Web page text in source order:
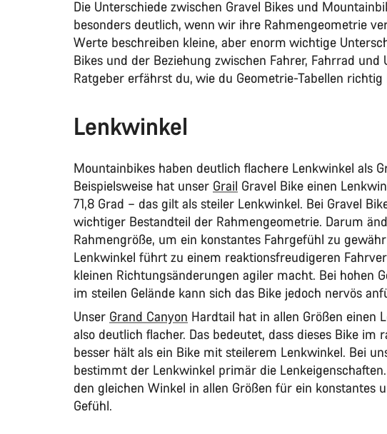
Die Unterschiede zwischen Gravel Bikes und
besonders deutlich, wenn wir ihre Rahmengeometrie
Werte beschreiben kleine, aber enorm wichtige
Bikes und der Beziehung zwischen Fahrer, Fahrrad
Ratgeber erfährst du, wie du Geometrie-Tabellen
Lenkwinkel
Mountainbikes haben deutlich flachere Lenkwinkel als
Beispielsweise hat unser Grail Gravel Bike einen
71,8 Grad – das gilt als steiler Lenkwinkel. Bei Gravel
wichtiger Bestandteil der Rahmengeometrie. Darum
Rahmengröße, um ein konstantes Fahrgefühl zu
Lenkwinkel führt zu einem reaktionsfreudigeren
kleinen Richtungsänderungen agiler macht. Bei hohen
im steilen Gelände kann sich das Bike jedoch nervös
Unser Grand Canyon Hardtail hat in allen Größen einen
also deutlich flacher. Das bedeutet, dass dieses Bike im
besser hält als ein Bike mit steilerem Lenkwinkel. Bei
bestimmt der Lenkwinkel primär die
den gleichen Winkel in allen Größen für ein konstantes
Gefühl.